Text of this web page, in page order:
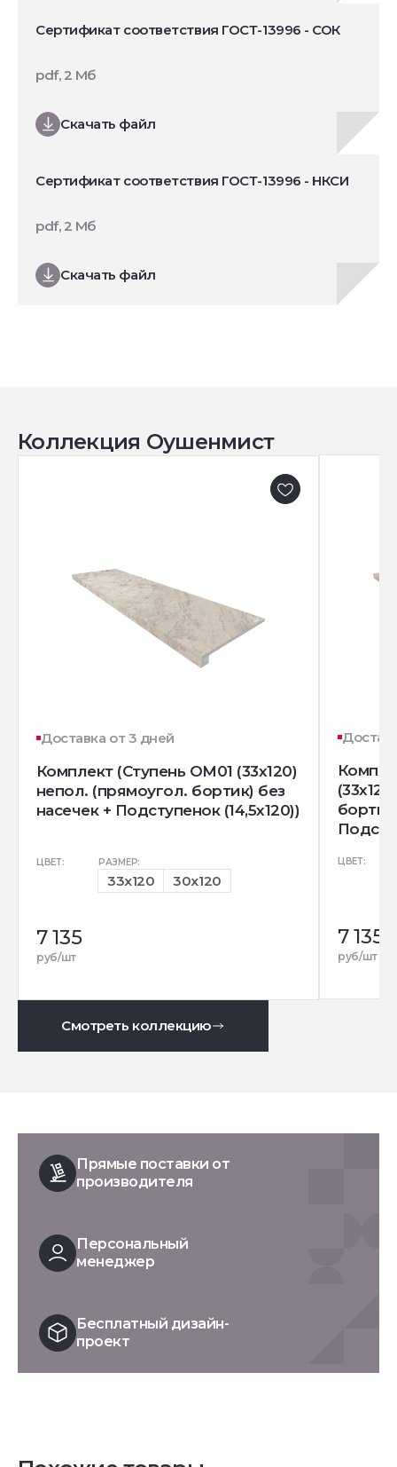
Сертификат соответствия ГОСТ-13996 - СОК
Скачать файл
pdf, 2 Мб
Сертификат соответствия ГОСТ-13996 - НКСИ
Скачать файл
pdf, 2 Мб
Коллекция Оушенмист
Доставка от 3 дней
Комплект (Ступень OM01 (33x120)
непол. (прямоугол. бортик) без
насечек + Подступенок (14,5x120))
ЦВЕТ: РАЗМЕР:
33x120 30x120
7 135
руб/шт
ЦВЕТ:
7 135
руб/шт
Смотреть коллекцию
Прямые поставки от
производителя
Персональный
менеджер
Бесплатный дизайн-
проект